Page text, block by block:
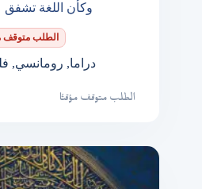
وكأن اللغة تشفق
الطلب متوقف
دراما, رومانسي,
الطلب متوقف مؤقتًا